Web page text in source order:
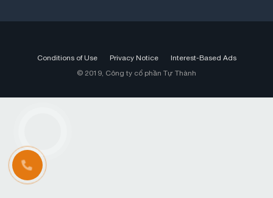
Conditions of Use Privacy Notice
Interest-Based Ads
© 2019, Công ty cổ phần Tự Thành